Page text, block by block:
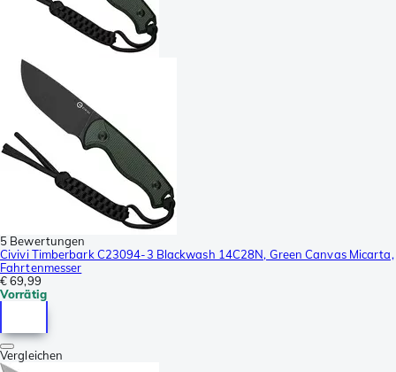
5 Bewertungen
Civivi Timberbark C23094-3 Blackwash 14C28N, Green Canvas Micarta,
Fahrtenmesser
€ 69,99
Vorrätig
Vergleichen